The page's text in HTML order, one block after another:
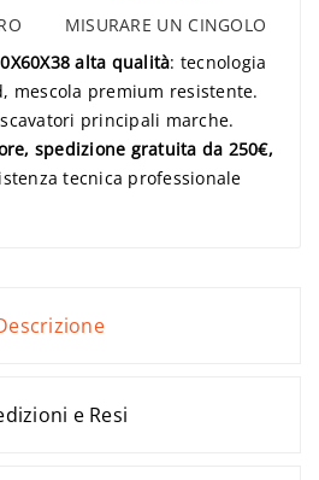
MISURARE UN CINGOLO
alta qualità: tecnologia
mescola premium resistente.
principali marche.
spedizione gratuita da 250€,
tecnica professionale
e Resi